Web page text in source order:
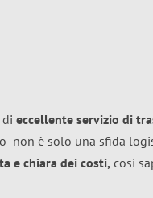
eccellente servizio di
non è solo una sfida
e chiara dei costi, così